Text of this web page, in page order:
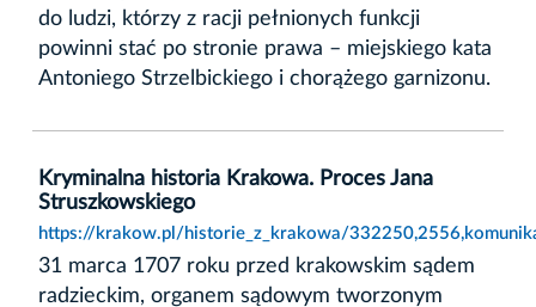
do ludzi, którzy z racji pełnionych funkcji
powinni stać po stronie prawa – miejskiego kata
Antoniego Strzelbickiego i chorążego garnizonu.
Kryminalna historia Krakowa. Proces Jana
Struszkowskiego
https://krakow.pl/historie_z_krakowa/
31 marca 1707 roku przed krakowskim sądem
radzieckim, organem sądowym tworzonym